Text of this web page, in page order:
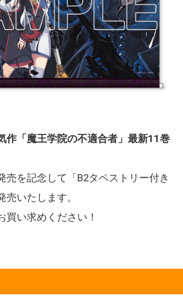
作「魔王学院の不適合者」最新11巻
売を記念して「B2タペストリー付き
売いたします。
買い求めください！